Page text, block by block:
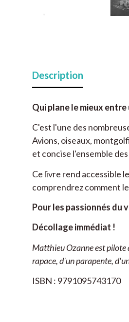
Description
Qui plane le mieux
C'est l'une des
Avions, oiseaux,
et concise l'ensemble
Ce livre rend accessible
comprendrez comment
Pour les passionnés du
Décollage immédiat !
Matthieu Ozanne est pilote
rapace, d'un parapente,
ISBN : 9791095743170